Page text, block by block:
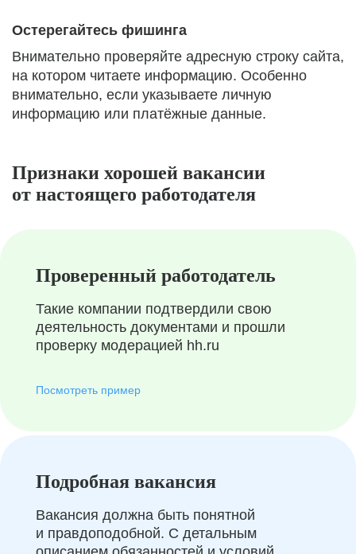
Остерегайтесь фишинга
Внимательно проверяйте адресную строку сайта,
на котором читаете информацию. Особенно
внимательно, если указываете личную
информацию или платёжные данные.
Признаки хорошей вакансии
от настоящего работодателя
Проверенный работодатель
Такие компании подтвердили свою
деятельность документами и прошли
проверку модерацией hh.ru
Посмотреть пример
Подробная вакансия
Вакансия должна быть понятной
и правдоподобной. С детальным